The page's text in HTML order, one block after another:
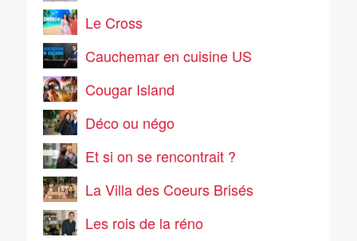
Le Cross
Cauchemar en cuisine US
Cougar Island
Déco ou négo
Et si on se rencontrait ?
La Villa des Coeurs Brisés
Les rois de la réno